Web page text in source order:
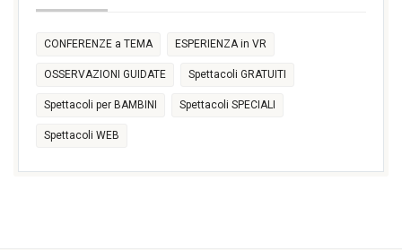
CONFERENZE a TEMA ESPERIENZA in VR
OSSERVAZIONI GUIDATE Spettacoli GRATUITI
Spettacoli per BAMBINI Spettacoli SPECIALI
Spettacoli WEB